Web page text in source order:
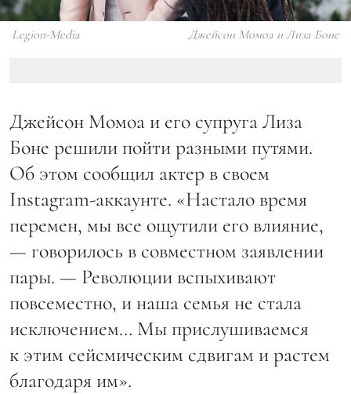
Legion-Media Джейсон Момоа и Лиза Боне
Джейсон Момоа и его супруга Лиза
Боне решили пойти разными путями.
Об этом сообщил актер в своем
Instagram-аккаунте. «Настало время
перемен, мы все ощутили его влияние,
— говорилось в совместном заявлении
пары. — Революции вспыхивают
повсеместно, и наша семья не стала
исключением… Мы прислушиваемся
к этим сейсмическим сдвигам и растем
благодаря им».